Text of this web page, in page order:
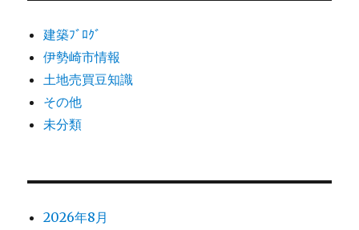
建築ﾌﾞﾛｸﾞ
伊勢崎市情報
土地売買豆知識
その他
未分類
2026年8月